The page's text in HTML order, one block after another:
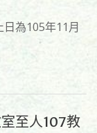
為105年11月
至人107教